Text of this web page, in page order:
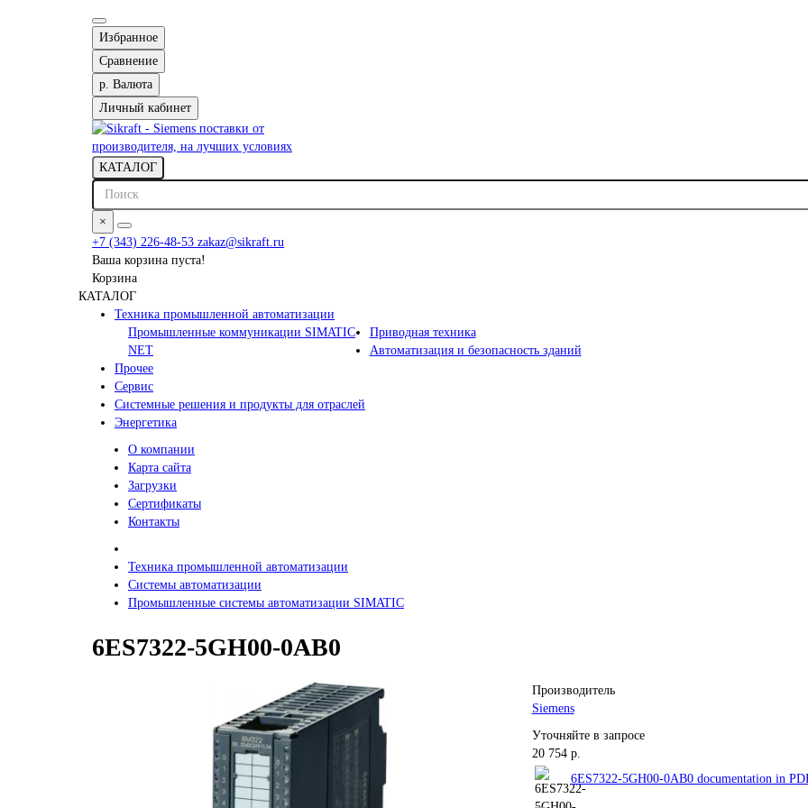
Избранное
Сравнение
р. Валюта
Личный кабинет
КАТАЛОГ
×
+7 (343) 226-48-53 zakaz@sikraft.ru
Ваша корзина пуста!
Корзина
КАТАЛОГ
Техника промышленной автоматизации
Промышленные коммуникации SIMATIC
NET
Приводная техника
Автоматизация и безопасность зданий
Прочее
Сервис
Системные решения и продукты для отраслей
Энергетика
О компании
Карта сайта
Загрузки
Сертификаты
Контакты
Техника промышленной автоматизации
Системы автоматизации
Промышленные системы автоматизации SIMATIC
6ES7322-5GH00-0AB0
Производитель
Siemens
Уточняйте в запросе
20 754 р.
6ES7322-5GH00-0AB0 documentation in